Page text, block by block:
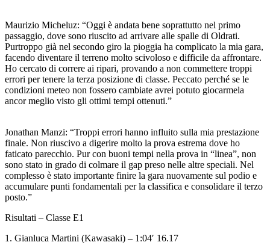
Maurizio Micheluz: “Oggi è andata bene soprattutto nel primo
passaggio, dove sono riuscito ad arrivare alle spalle di Oldrati.
Purtroppo già nel secondo giro la pioggia ha complicato la mia gara,
facendo diventare il terreno molto scivoloso e difficile da affrontare.
Ho cercato di correre ai ripari, provando a non commettere troppi
errori per tenere la terza posizione di classe. Peccato perché se le
condizioni meteo non fossero cambiate avrei potuto giocarmela
ancor meglio visto gli ottimi tempi ottenuti.”
Jonathan Manzi: “Troppi errori hanno influito sulla mia prestazione
finale. Non riuscivo a digerire molto la prova estrema dove ho
faticato parecchio. Pur con buoni tempi nella prova in “linea”, non
sono stato in grado di colmare il gap preso nelle altre speciali. Nel
complesso è stato importante finire la gara nuovamente sul podio e
accumulare punti fondamentali per la classifica e consolidare il terzo
posto.”
Risultati – Classe E1
1. Gianluca Martini (Kawasaki) – 1:04′ 16.17